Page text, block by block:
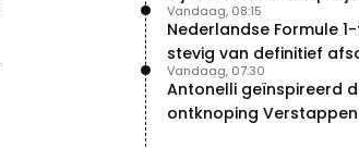
Nederlandse Formule
stevig van definitief
Grand Prix
Vandaag, 08:15
Antonelli geïnspireerd
ontknoping
Vandaag, 07:30